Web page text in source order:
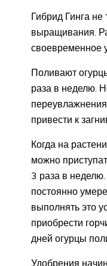
Гибрид Гинга не
выращивания.
своевременное
Поливают
раза в неделю.
привести к
Когда на
можно
3 раза в
постоянно
выполнять это
приобрести
дней огурцы
Удобрения